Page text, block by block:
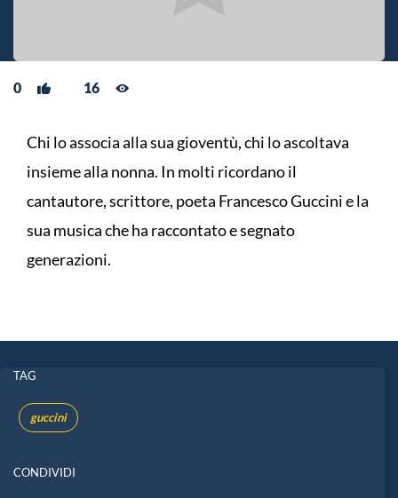
0 16
Chi lo associa alla sua gioventù, chi lo ascoltava
insieme alla nonna. In molti ricordano il
cantautore, scrittore, poeta Francesco Guccini e la
sua musica che ha raccontato e segnato
generazioni.
TAG
guccini
CONDIVIDI